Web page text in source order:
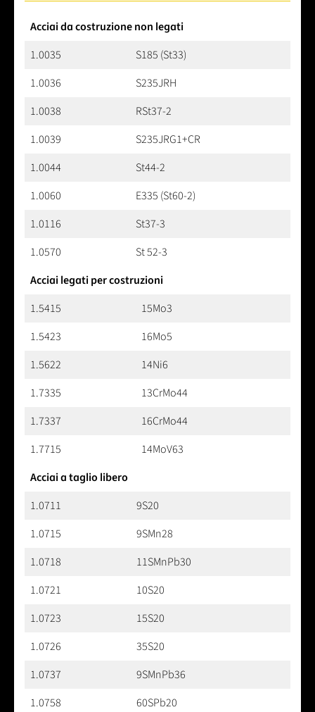
Acciai da costruzione non legati
1.0035
S185 (St33)
1.0036
S235JRH
1.0038
RSt37-2
1.0039
S235JRG1+CR
1.0044
St44-2
1.0060
E335 (St60-2)
1.0116
St37-3
1.0570
St 52-3
Acciai legati per costruzioni
1.5415
15Mo3
1.5423
16Mo5
1.5622
14Ni6
1.7335
13CrMo44
1.7337
16CrMo44
1.7715
14MoV63
Acciai a taglio libero
1.0711
9S20
1.0715
9SMn28
1.0718
11SMnPb30
1.0721
10S20
1.0723
15S20
1.0726
35S20
1.0737
9SMnPb36
1.0758
60SPb20